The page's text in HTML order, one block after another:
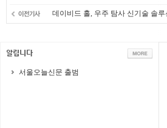
데이비드 홀, 우주 탐사 신기술 솔
서울오늘신문 출범